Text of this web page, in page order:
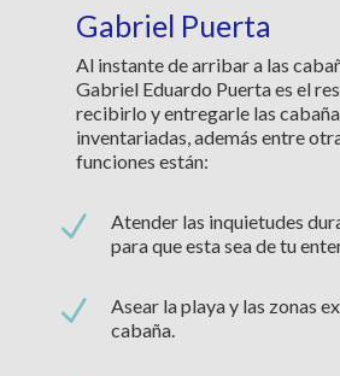
Gabriel Puerta
Al instante de arribar a las
Gabriel Eduardo Puerta es el
recibirlo y entregarle las
inventariadas, además entre
funciones están:
N
Atender las inquietudes
para que esta sea de tu
N
Asear la playa y las zonas
cabaña.